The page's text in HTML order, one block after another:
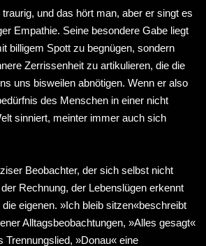
und das hört man, aber er singt es
Empathie. Seine besondere Gabe liegt
billigem Spott zu begnügen, sondern
Zerrissenheit zu artikulieren, die die
uns bisweilen abnötigen. Wenn er also
des Menschen in einer nicht
sinniert, meinter immer auch sich
Beobachter, der sich selbst nicht
Rechnung, der Lebenslügen erkennt
eigenen. »Ich bleib sitzen«beschreibt
Alltagsbeobachtungen, »Alles gesagt«
Trennungslied, »Donau« eine